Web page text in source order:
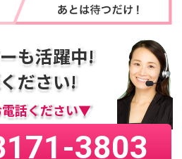
も活躍中!
ださい!
話ください▼
3803